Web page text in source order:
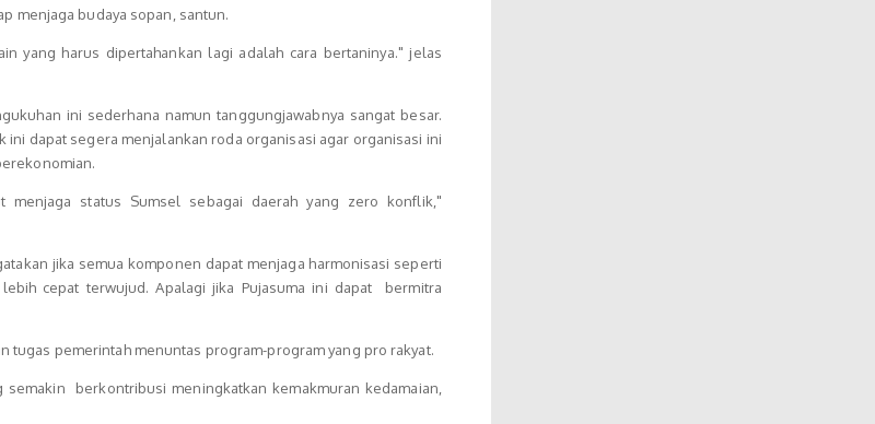
menjaga budaya sopan, santun.
yang harus dipertahankan lagi adalah cara bertaninya." jelas
ini sederhana namun tanggungjawabnya sangat besar.
ini dapat segera menjalankan roda organisasi agar organisasi ini
menjaga status Sumsel sebagai daerah yang zero konflik,"
jika semua komponen dapat menjaga harmonisasi seperti
cepat terwujud. Apalagi jika Pujasuma ini dapat bermitra
tugas pemerintah menuntas program-program yang pro rakyat.
semakin berkontribusi meningkatkan kemakmuran kedamaian,